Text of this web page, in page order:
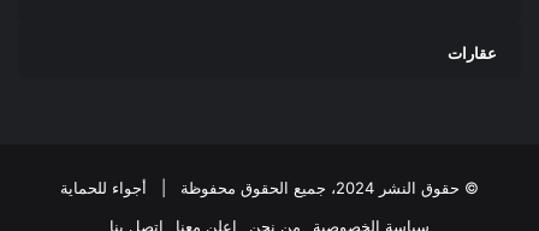
عقارات
© حقوق النشر 2024، جميع الحقوق محفوظة |
أجواء للحماية
سياسة الخصوصية
من نحن اعلن معنا اتصل بنا